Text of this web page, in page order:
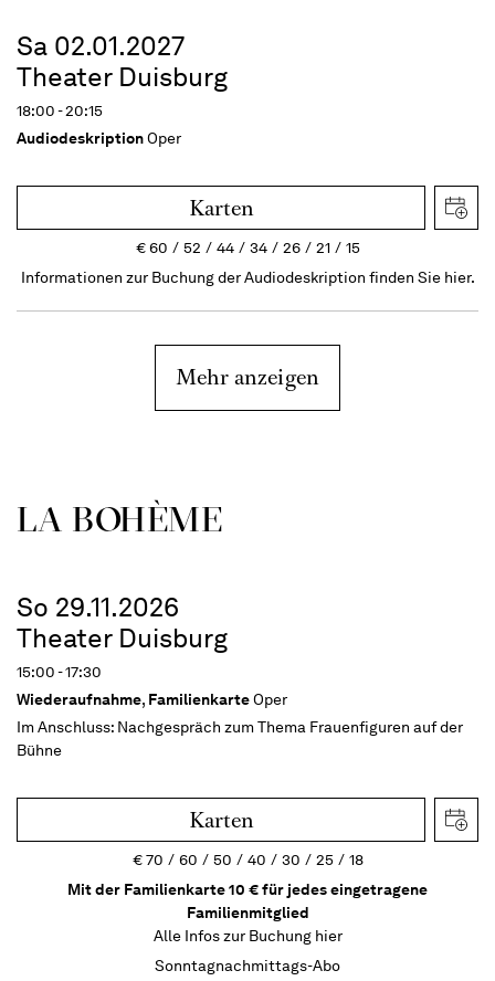
Sa 02.01.2027
Theater Duisburg
18:00 - 20:15
AudiodeskriptionOper
Karten
€60 52 44 34 26 21
15
Informationen zur Buchung der Audiodeskription finden Sie hier.
Mehr anzeigen
LA BOHÈME
So 29.11.2026
Theater Duisburg
15:00 - 17:30
Wiederaufnahme, FamilienkarteOper
Im Anschluss: Nachgespräch zum Thema Frauenfiguren auf der
Bühne
Karten
€70 60 50 40 30 25
18
Mit der Familienkarte 10 € für jedes eingetragene
Familienmitglied
Alle Infos zur Buchung hier
Sonntagnachmittags-Abo